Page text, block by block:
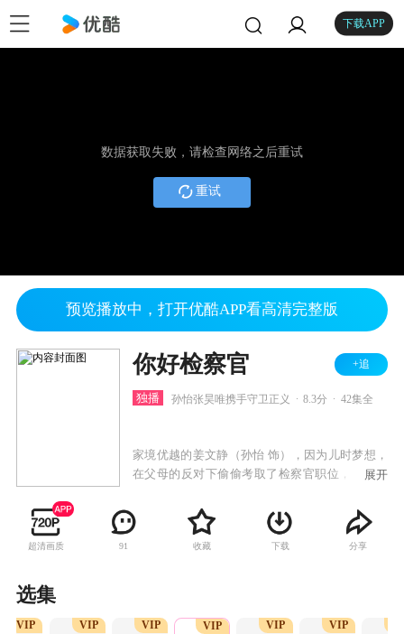
下载APP
数据获取失败，请检查网络之后重试
重试
预览播放中，打开优酷APP看高清完整版
你好检察官 +追
独播 孙怡张昊唯携手守卫正义 8.3分 42集全
家境优越的姜文静（孙怡 饰），因为儿时梦想，
在父母的反对下偷偷考取了检察官职位，紧张的
格格不入。职场上的犯错，生活上的不接地气，
让这位大小姐一度陷入低谷，质疑梦想的真谛。
直到律师任天宇（张昊唯 饰）如欢喜冤家一般出
官，而任天宇身上的秘密也渐渐浮现。
展开
超清画质 91 收藏 下载 分享
选集
VIP VIP VIP VIP VIP VIP